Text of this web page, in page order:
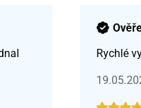
Rychlé